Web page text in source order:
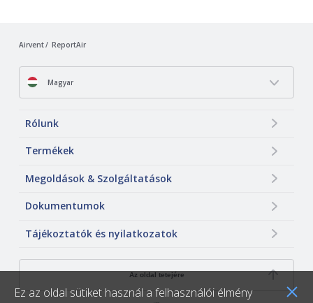
Ez az oldal sütiket használ a felhasználói élmény
Airvent ReportAir
Magyar
Rólunk
Termékek
Megoldások & Szolgáltatások
Dokumentumok
Tájékoztatók és nyilatkozatok
Az oldal tetejére